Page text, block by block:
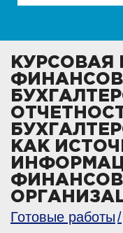
КУРСОВАЯ
КАК
Готовые работы